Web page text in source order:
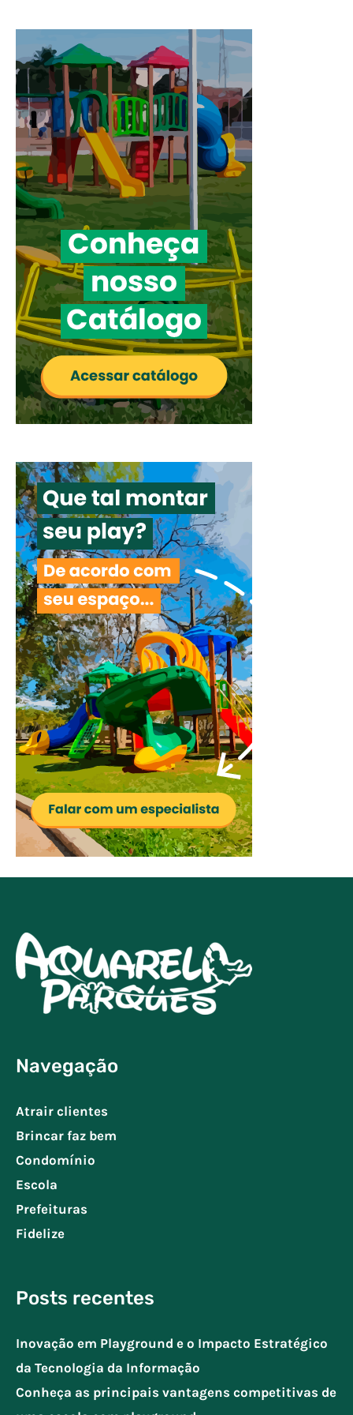
Navegação
Atrair clientes
Brincar faz bem
Condomínio
Escola
Prefeituras
Fidelize
Posts recentes
Inovação em Playground e o Impacto Estratégico
da Tecnologia da Informação
Conheça as principais vantagens competitivas de